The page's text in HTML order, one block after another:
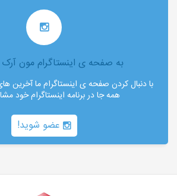
به صفحه ی اینستاگرام مون آرک
با دنبال کردن صفحه ی اینستاگرام ما آخرین
همه جا در برنامه اینستاگرام خود
عضو شوید!